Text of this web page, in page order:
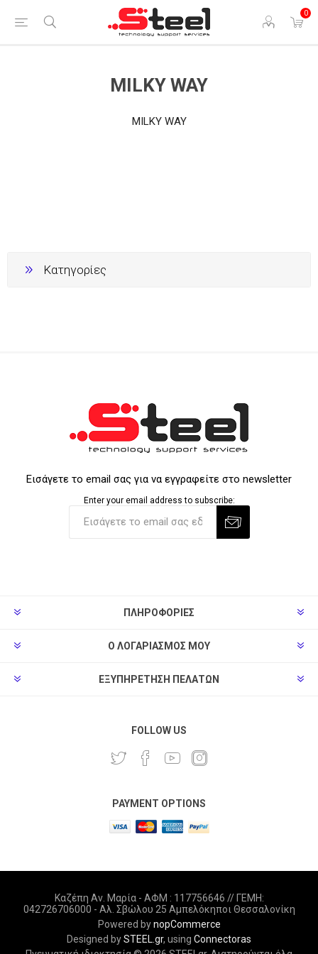
0
MILKY WAY
MILKY WAY
Κατηγορίες
Εισάγετε το email σας για να εγγραφείτε στο newsletter
Enter your email address to subscribe:
ΠΛΗΡΟΦΟΡΊΕΣ
Ο ΛΟΓΑΡΙΑΣΜΌΣ ΜΟΥ
ΕΞΥΠΗΡΈΤΗΣΗ ΠΕΛΑΤΏΝ
FOLLOW US
PAYMENT OPTIONS
Καζέπη Αν. Μαρία - ΑΦΜ : 117756646 // ΓΕΜΗ:
042726706000 - Αλ. Σβώλου 25 Αμπελόκηποι Θεσσαλονίκη
Powered bynopCommerce
Designed bySTEEL.gr, using Connectoras